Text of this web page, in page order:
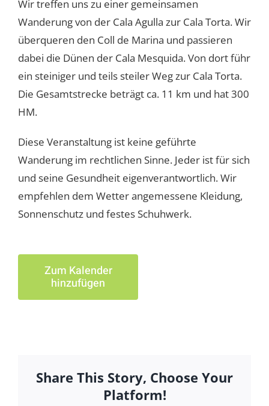
Wir treffen uns zu einer gemeinsamen
Wanderung von der Cala Agulla zur Cala Torta. Wir
überqueren den Coll de Marina und passieren
dabei die Dünen der Cala Mesquida. Von dort führ
ein steiniger und teils steiler Weg zur Cala Torta.
Die Gesamtstrecke beträgt ca. 11 km und hat 300
HM.
Diese Veranstaltung ist keine geführte
Wanderung im rechtlichen Sinne. Jeder ist für sich
und seine Gesundheit eigenverantwortlich. Wir
empfehlen dem Wetter angemessene Kleidung,
Sonnenschutz und festes Schuhwerk.
Zum Kalender
hinzufügen
Share This Story, Choose Your
Platform!